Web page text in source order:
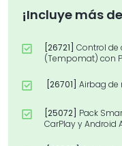
¡Incluye más
[26721] Control de
(Tempomat) con
[26701] Airbag de
[25072] Pack
CarPlay y Android